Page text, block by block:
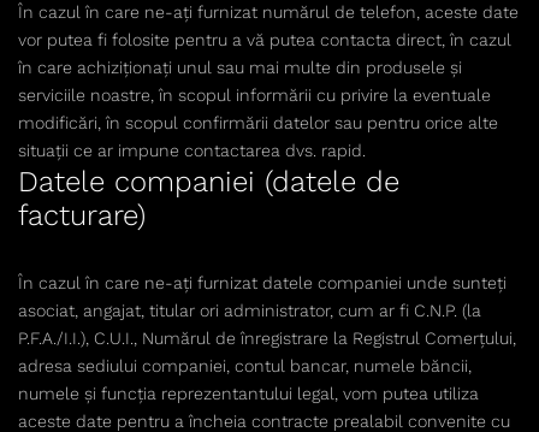
În cazul în care ne-ați furnizat numărul de telefon, aceste date
vor putea fi folosite pentru a vă putea contacta direct, în cazul
în care achiziționați unul sau mai multe din produsele și
serviciile noastre, în scopul informării cu privire la eventuale
modificări, în scopul confirmării datelor sau pentru orice alte
situații ce ar impune contactarea dvs. rapid.
Datele companiei (datele de
facturare)
În cazul în care ne-ați furnizat datele companiei unde sunteți
asociat, angajat, titular ori administrator, cum ar fi C.N.P. (la
P.F.A./I.I.), C.U.I., Numărul de înregistrare la Registrul Comerțului,
adresa sediului companiei, contul bancar, numele băncii,
numele și funcția reprezentantului legal, vom putea utiliza
aceste date pentru a încheia contracte prealabil convenite cu